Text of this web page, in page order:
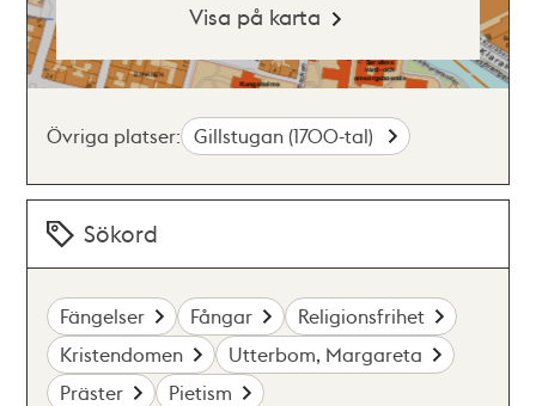
Visa på karta
Övriga platser: Gillstugan (1700-tal)
Sökord
Fängelser Fångar
Religionsfrihet
Kristendomen
Utterbom, Margareta
Präster
Pietism